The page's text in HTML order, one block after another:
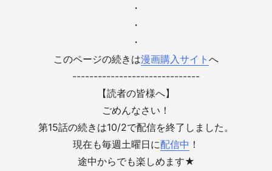
・
・
・
このページの続きは漫画購入サイト へ
------------------------------
【読者の皆様へ】
ごめんなさい！
第15話の続きは10/2で配信を終了しました。
現在も毎週土曜日に配信中 ！
途中からでも楽しめます★